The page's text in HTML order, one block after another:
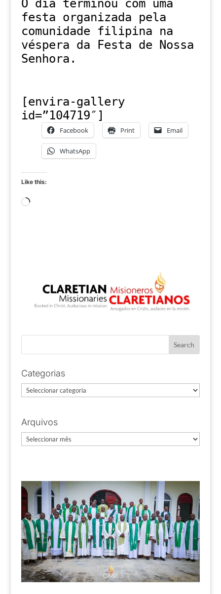
O dia terminou com uma
festa organizada pela
comunidade filipina na
véspera da Festa de Nossa
Senhora.
[envira-gallery
id=”104719″]
Facebook Print Email
WhatsApp
Like this:
Loading…
Categorias
Categorias
Arquivos
Arquivos